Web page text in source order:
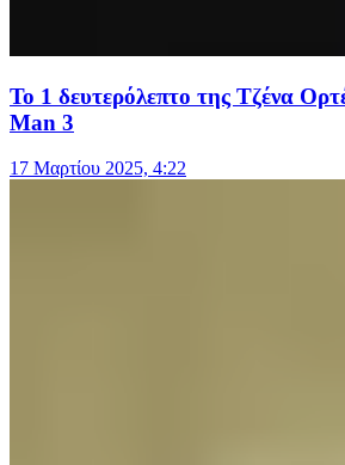
Το 1 δευτερόλεπτο της Τζένα
Man 3
17 Μαρτίου 2025, 4:22